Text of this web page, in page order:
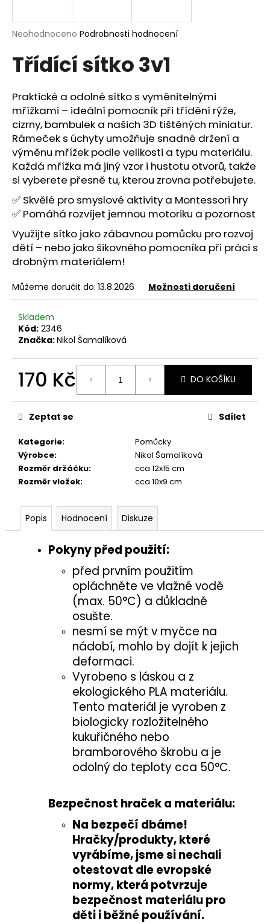
Průměrné
produktu
z
5
hvězdiček.
Neohodnoceno Podrobnosti hodnocení
Třídící sítko 3v1
Praktické a odolné sítko s vyměnitelnými
mřížkami – ideální pomocník při třídění rýže,
cizrny, bambulek a našich 3D tištěných miniatur.
Rámeček s úchyty umožňuje snadné držení a
výměnu mřížek podle velikosti a typu materiálu.
Každá mřížka má jiný vzor i hustotu otvorů, takže
si vyberete přesně tu, kterou zrovna potřebujete.
✅ Skvělé pro smyslové aktivity a Montessori hry
✅ Pomáhá rozvíjet jemnou motoriku a pozornost
Využijte sítko jako zábavnou pomůcku pro rozvoj
dětí – nebo jako šikovného pomocníka při práci s
drobným materiálem!
Můžeme doručit do: 13.8.2026 Možnosti doručení
Skladem
Kód: 2346
Značka:Nikol Šamalíková
170 Kč
cena:
DO KOŠÍKU
Kategorie:
Pomůcky
Výrobce:
Nikol Šamalíková
Rozměr držáčku:
cca 12x15 cm
Rozměr vložek: cca 10x9 cm
Zeptat se Sdílet
Popis Hodnocení Diskuze
Pokyny před použití:
před prvním použitím
opláchněte ve vlažné vodě
(max. 50°C) a důkladně
osušte.
nesmí se mýt v myčce na
nádobí, mohlo by dojít k jejich
deformaci.
Vyrobeno s láskou a z
ekologického PLA materiálu.
Tento materiál je vyroben z
biologicky rozložitelného
kukuřičného nebo
bramborového škrobu a je
odolný do teploty cca 50°C.
Bezpečnost hraček a materiálu:
Na bezpečí dbáme!
Hračky/produkty, které
vyrábíme, jsme si nechali
otestovat dle evropské
normy, která potvrzuje
bezpečnost materiálu pro
děti i běžné používání.
j
t
?
HLEDAT
D
o
p
o
r
u
u
j
e
m
e
VČELÍ
ÚL
12
Kč